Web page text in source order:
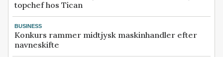
topchef hos Tican
BUSINESS
Konkurs rammer midtjysk maskinhandler efter
navneskifte